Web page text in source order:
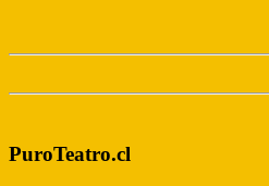
PuroTeatro.cl